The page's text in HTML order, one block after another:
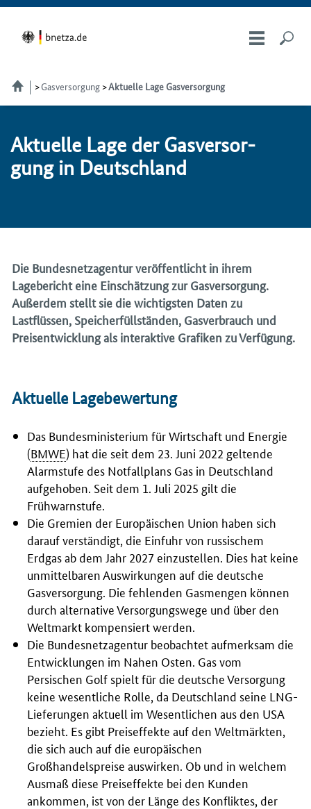
Gasversorgung Aktuelle Lage Gasversorgung
Ak­tu­el­le La­ge der Gas­ver­sor­
gung in Deutsch­land
Die Bundesnetzagentur veröffentlicht in ihrem
Lagebericht eine Einschätzung zur Gasversorgung.
Außerdem stellt sie die wichtigsten Daten zu
Lastflüssen, Speicherfüllständen, Gasverbrauch und
Preisentwicklung als interaktive Grafiken zu Verfügung.
Aktuelle Lagebewertung
Das Bundesministerium für Wirtschaft und Energie
(BMWE) hat die seit dem 23. Juni 2022 geltende
Alarmstufe des Notfallplans Gas in Deutschland
aufgehoben. Seit dem 1. Juli 2025 gilt die
Frühwarnstufe.
Die Gremien der Europäischen Union haben sich
darauf verständigt, die Einfuhr von russischem
Erdgas ab dem Jahr 2027 einzustellen. Dies hat keine
unmittelbaren Auswirkungen auf die deutsche
Gasversorgung. Die fehlenden Gasmengen können
durch alternative Versorgungswege und über den
Weltmarkt kompensiert werden.
Die Bundesnetzagentur beobachtet aufmerksam die
Entwicklungen im Nahen Osten. Gas vom
Persischen Golf spielt für die deutsche Versorgung
keine wesentliche Rolle, da Deutschland seine LNG-
Lieferungen aktuell im Wesentlichen aus den USA
bezieht. Es gibt Preiseffekte auf den Weltmärkten,
die sich auch auf die europäischen
Großhandelspreise auswirken. Ob und in welchem
Ausmaß diese Preiseffekte bei den Kunden
ankommen, ist von der Länge des Konfliktes, der